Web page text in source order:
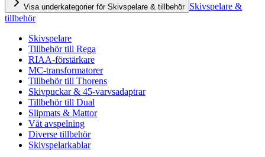
Visa underkategorier för Skivspelare & tillbehör Skivspelare &
tillbehör
Skivspelare
Tillbehör till Rega
RIAA-förstärkare
MC-transformatorer
Tillbehör till Thorens
Skivpuckar & 45-varvsadaptrar
Tillbehör till Dual
Slipmats & Mattor
Våt avspelning
Diverse tillbehör
Skivspelarkablar